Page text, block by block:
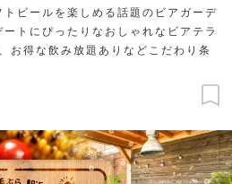
ビールを楽しめる話題のビアガーデ
トにぴったりなおしゃれなビアテラ
お得な飲み放題ありなどこだわり条